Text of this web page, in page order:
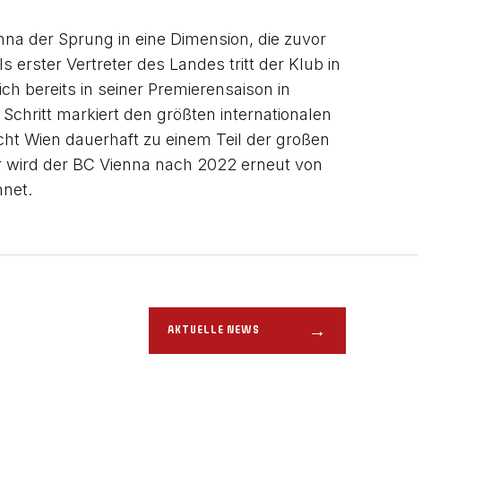
der Sprung in eine Dimension, die zuvor
erster Vertreter des Landes tritt der Klub in
bereits in seiner Premierensaison in
markiert den größten internationalen
Wien dauerhaft zu einem Teil der großen
der BC Vienna nach 2022 erneut von
AKTUELLE NEWS →